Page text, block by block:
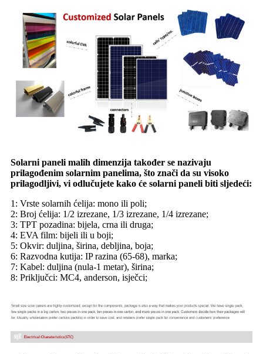
Solarni paneli malih dimenzija također se nazivaju
prilagođenim solarnim panelima, što znači da su visoko
prilagodljivi, vi odlučujete kako će solarni paneli biti sljedeći:
1: Vrste solarnih ćelija: mono ili poli;
2: Broj ćelija: 1/2 izrezane, 1/3 izrezane, 1/4 izrezane;
3: TPT pozadina: bijela, crna ili druga;
4: EVA film: bijeli ili u boji;
5: Okvir: duljina, širina, debljina, boja;
6: Razvodna kutija: IP razina (65-68), marka;
7: Kabel: duljina (nula-1 metar), širina;
8: Priključci: MC4, anderson, isječci;